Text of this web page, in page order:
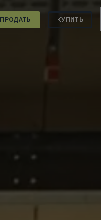
ПРОДАТЬ КУПИТЬ